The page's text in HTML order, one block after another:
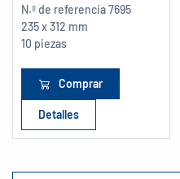
N.º de referencia7695
235 x 312 mm
10 piezas
Comprar
Detalles